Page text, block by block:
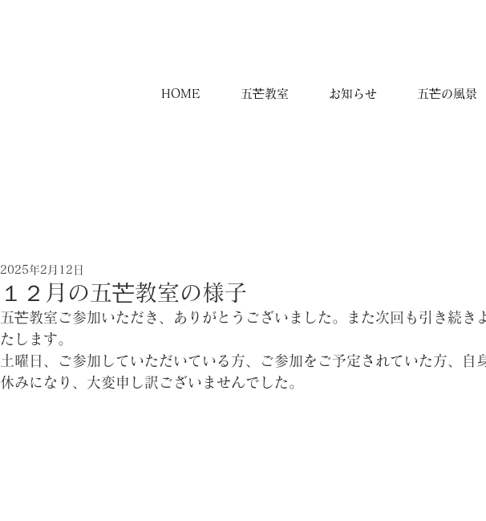
HOME 五芒教室 お知らせ 五芒の風景
１２月の五芒教室の様子
2025年2月12日
五芒教室ご参加いただき、ありがとうございました。また次回も引き続き
たします。
土曜日、ご参加していただいている方、ご参加をご予定されていた方、自
休みになり、大変申し訳ございませんでした。